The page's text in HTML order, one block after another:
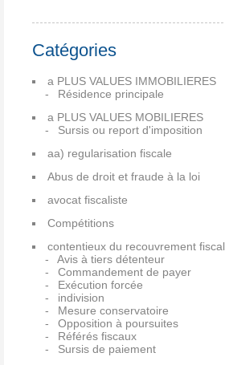
Catégories
a PLUS VALUES IMMOBILIERES
Résidence principale
a PLUS VALUES MOBILIERES
Sursis ou report d'imposition
aa) regularisation fiscale
Abus de droit et fraude à la loi
avocat fiscaliste
Compétitions
contentieux du recouvrement fiscal
Avis à tiers détenteur
Commandement de payer
Exécution forcée
indivision
Mesure conservatoire
Opposition à poursuites
Référés fiscaux
Sursis de paiement